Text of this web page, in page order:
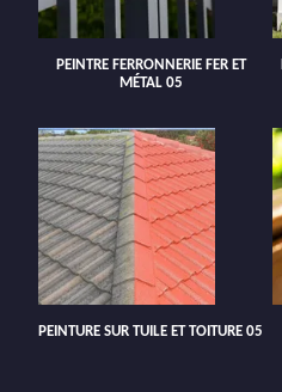
PEINTRE FERRONNERIE FER ET
MÉTAL 05
PEINTURE SUR TUILE ET TOITURE 05